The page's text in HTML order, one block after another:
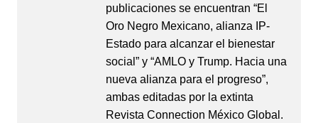
publicaciones se encuentran “El
Oro Negro Mexicano, alianza IP-
Estado para alcanzar el bienestar
social” y “AMLO y Trump. Hacia una
nueva alianza para el progreso”,
ambas editadas por la extinta
Revista Connection México Global.